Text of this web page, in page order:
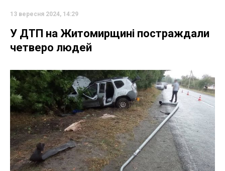
13 вересня 2024, 14:29
У ДТП на Житомирщині постраждали
четверо людей